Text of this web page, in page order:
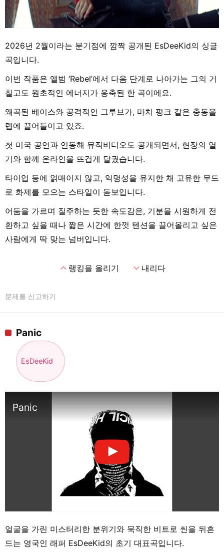
2026년 2월이라는 분기점에 깜짝 공개된 EsDeeKid의 싱글
곡입니다.
이번 작품은 앨범 ‘Rebel’에서 다음 단계로 나아가는 그의 거
칠고도 원초적인 에너지가 응축된 한 곡이에요.
왜곡된 베이스와 공격적인 그루브가, 마치 펑크 같은 충동을
랩에 끌어들이고 있죠.
첫 미국 공연과 연동해 뮤직비디오도 공개되면서, 현장의 열
기와 함께 온라인을 뜨겁게 달궜습니다.
타이업 등에 얽매이지 않고, 익명성을 유지한 채 고유한 무드
로 화제를 모으는 스타일이 돋보입니다.
어둠을 가르며 질주하는 듯한 속도감은, 기분을 시원하게 전
환하고 싶을 때나 짧은 시간에 한껏 텐션을 끌어올리고 싶은
사람에게 딱 맞는 넘버입니다.
expand_less랭킹을 올리기 expand_more내리다
문제를 신고하기
Panic
EsDeeKid
Panic
얼굴을 가린 미스터리한 분위기와 묵직한 비트로 씬을 뒤흔
드는 영국인 래퍼 EsDeeKid의 초기 대표곡입니다.